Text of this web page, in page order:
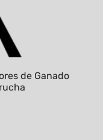
de Ganado